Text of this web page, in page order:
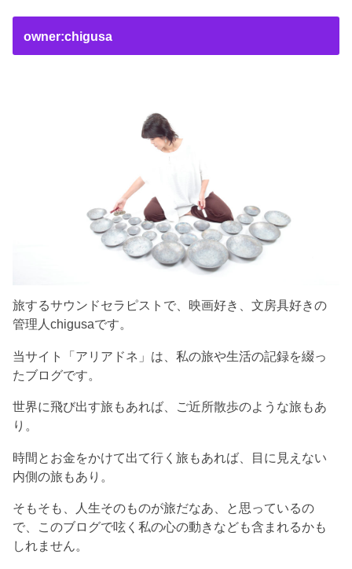
owner:chigusa
旅するサウンドセラピストで、映画好き、文房具好きの
管理人chigusaです。
当サイト「アリアドネ」は、私の旅や生活の記録を綴っ
たブログです。
世界に飛び出す旅もあれば、ご近所散歩のような旅もあ
り。
時間とお金をかけて出て行く旅もあれば、目に見えない
内側の旅もあり。
そもそも、人生そのものが旅だなあ、と思っているの
で、このブログで呟く私の心の動きなども含まれるかも
しれません。